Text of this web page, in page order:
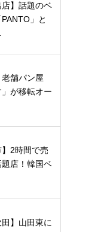
店】話題のベ
」と
老舗パン屋
」が移転オー
】2時間で売
題店！韓国ベ
田】山田東に